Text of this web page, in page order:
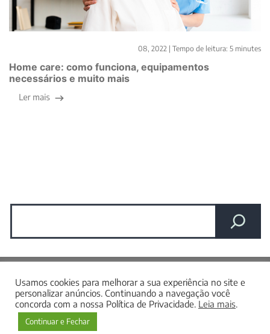
08, 2022 | Tempo de leitura: 5 minutes
Home care: como funciona, equipamentos
necessários e muito mais
©Willtek. Todos os direitos reservados.
Produzido por
Usamos cookies para melhorar a sua experiência no site e
personalizar anúncios. Continuando a navegação você
concorda com a nossa Política de Privacidade. Leia mais.
Continuar e Fechar